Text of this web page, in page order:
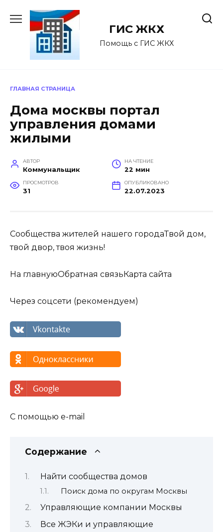
содержанию
ГИС ЖКХ
Помощь с ГИС ЖКХ
ГЛАВНАЯ СТРАНИЦА
Дома москвы портал
управления домами
жилыми
АВТОР
Коммунальщик
НА ЧТЕНИЕ
22 мин
ПРОСМОТРОВ
31
ОПУБЛИКОВАНО
22.07.2023
Сообщества жителей нашего городаТвой дом,
твой двор, твоя жизнь!
На главнуюОбратная связьКарта сайта
Через соцсети (рекомендуем)
С помощью e-mail
Содержание
Найти сообщества домов
Поиск дома по округам Москвы
Управляющие компании Москвы
Все ЖЭКи и управляющие